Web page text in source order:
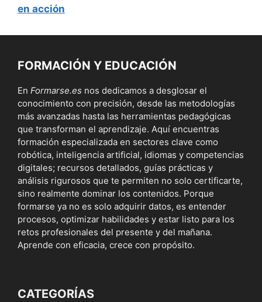
en acción
FORMACIÓN Y EDUCACIÓN
En Formarse.es nos dedicamos a desglosar el
conocimiento con precisión, desde las metodologías
más avanzadas hasta las herramientas pedagógicas
que transforman el aprendizaje. Aquí encuentras
formación especializada en sectores clave como
robótica, inteligencia artificial, idiomas y competencias
digitales; recursos detallados, guías prácticas y
análisis rigurosos que te permiten no solo certificarte,
sino realmente dominar los contenidos. Porque
formarse ya no es solo adquirir datos, es entender
procesos, optimizar habilidades y estar listo para los
retos profesionales del presente y del mañana.
Aprende con eficacia, crece con propósito.
CATEGORÍAS